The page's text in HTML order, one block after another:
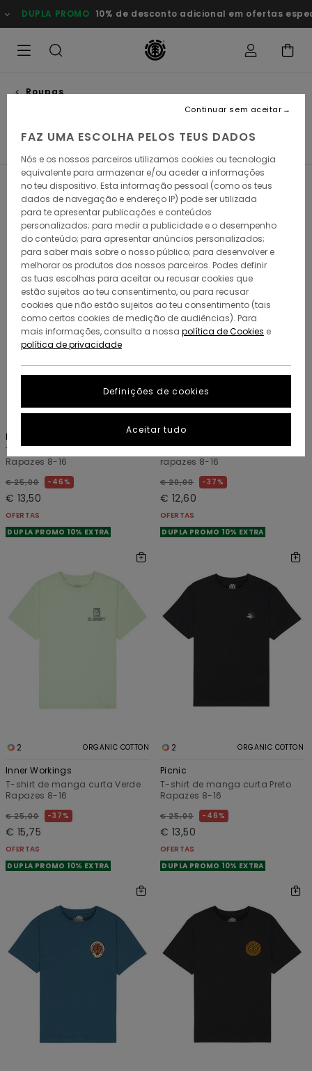
para
a
produtos
10% de desconto adicional em ofertas especiais Poupa
Roupas
Filtrar e Ordenar 69Resultados
Avançar
para
procurar
critérios
filtragem
Avançar
para
ordenar
2 ORGANIC COTTON
Picnic
T-shirt de manga curta Branco
Rapazes 8-16
€ 25,00 46%
€ 13,50
OFERTAS
DUPLA PROMO 10% EXTRA
6 ORGANIC COTTON
Seal Bp Y
rapazes 8-16
€ 20,00 37%
€ 12,60
OFERTAS
DUPLA PROMO 10% EXTRA
2 ORGANIC COTTON
Inner Workings
T-shirt de manga curta Verde
Rapazes 8-16
€ 25,00 37%
€ 15,75
OFERTAS
DUPLA PROMO 10% EXTRA
2 ORGANIC COTTON
Picnic
T-shirt de manga curta Preto
Rapazes 8-16
€ 25,00 46%
€ 13,50
OFERTAS
DUPLA PROMO 10% EXTRA
FAZ UMA ESCOLHA PELOS TEUS DADOS
Nós e os nossos parceiros utilizamos cookies ou tecnologia
equivalente para armazenar e/ou aceder a informações
no teu dispositivo. Esta informação pessoal (como os teus
dados de navegação e endereço IP) pode ser utilizada
para te apresentar publicações e conteúdos
personalizados; para medir a publicidade e o desempenho
do conteúdo; para apresentar anúncios personalizados;
para saber mais sobre o nosso público; para desenvolver e
melhorar os produtos dos nossos parceiros. Podes definir
as tuas escolhas para aceitar ou recusar cookies que
estão sujeitos ao teu consentimento, ou para recusar
cookies que não estão sujeitos ao teu consentimento (tais
como certos cookies de medição de audiências). Para
mais informações, consulta a nossa política de Cookies e
política de privacidade
Definições de cookies
Continuar sem aceitar
Aceitar tudo